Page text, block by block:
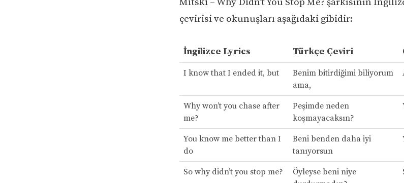
çevirisi ve okunuşları aşağıdaki gibidir:
İngilizce Lyrics Türkçe Çeviri
I know that I ended it, but
Benim bitirdiğimi biliyorum
ama,
Why won’t you chase after
me?
Peşimde neden
koşmayacaksın?
You know me better than I
do
Beni benden daha iyi
tanıyorsun
So why didn’t you stop me?
Öyleyse beni niye